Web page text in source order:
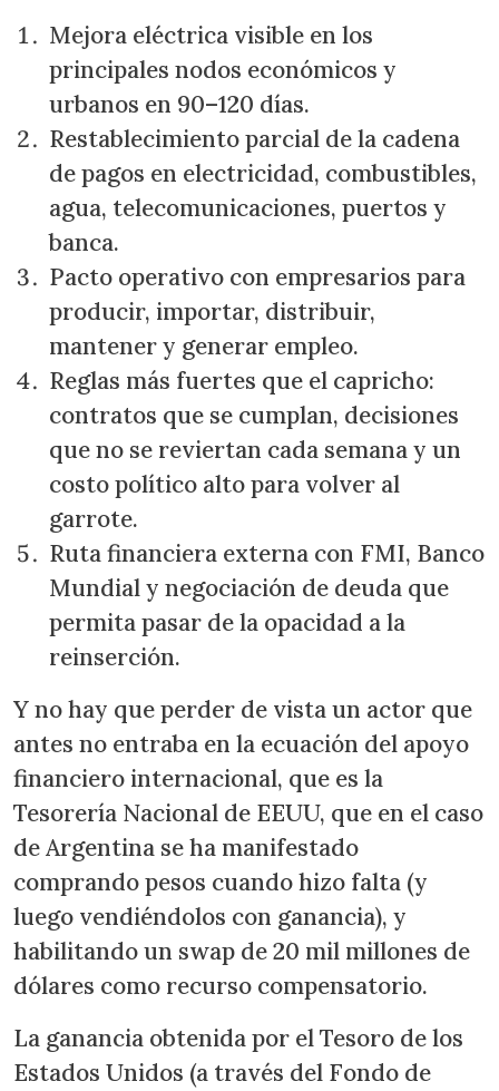
Mejora eléctrica visible en los
principales nodos económicos y
urbanos en 90–120 días.
Restablecimiento parcial de la cadena
de pagos en electricidad, combustibles,
agua, telecomunicaciones, puertos y
banca.
Pacto operativo con empresarios para
producir, importar, distribuir,
mantener y generar empleo.
Reglas más fuertes que el capricho:
contratos que se cumplan, decisiones
que no se reviertan cada semana y un
costo político alto para volver al
garrote.
Ruta financiera externa con FMI, Banco
Mundial y negociación de deuda que
permita pasar de la opacidad a la
reinserción.
Y no hay que perder de vista un actor que
antes no entraba en la ecuación del apoyo
financiero internacional, que es la
Tesorería Nacional de EEUU, que en el caso
de Argentina se ha manifestado
comprando pesos cuando hizo falta (y
luego vendiéndolos con ganancia), y
habilitando un swap de 20 mil millones de
dólares como recurso compensatorio.
La ganancia obtenida por el Tesoro de los
Estados Unidos (a través del Fondo de